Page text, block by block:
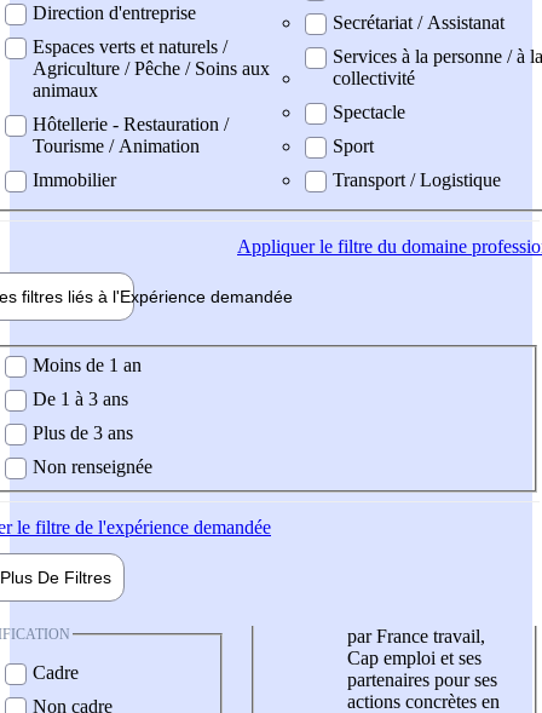
Direction d'entreprise
Espaces verts et naturels /
Agriculture / Pêche / Soins aux
animaux
Hôtellerie - Restauration /
Tourisme / Animation
Immobilier
Secrétariat / Assistanat
Services à la personne / à la
collectivité
Spectacle
Sport
Transport / Logistique
Appliquerle filtre du domaine
filtres liés à l'Expérience demandée
demandée
Moins de 1 an
De 1 à 3 ans
Plus de 3 ans
Non renseignée
le filtre de l'expérience demandée
Plus De Filtres
Cadre
Non cadre
par France travail,
Cap emploi et ses
partenaires pour ses
actions concrètes en